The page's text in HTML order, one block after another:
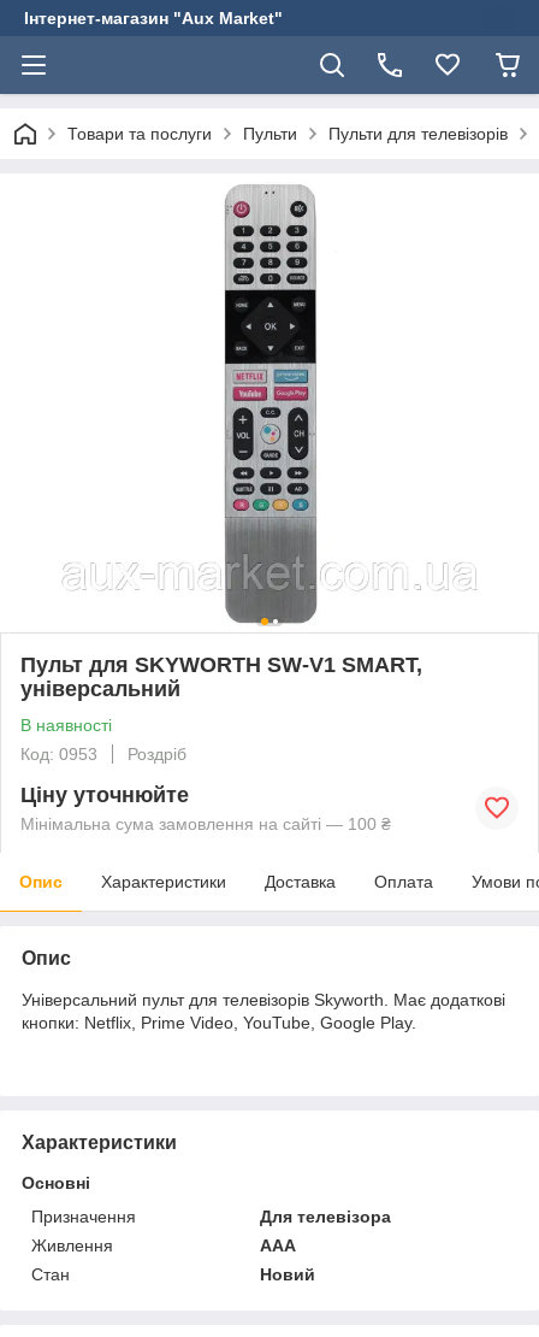
Інтернет-магазин "Aux Market"
Товари та послуги Пульти Пульти для телевізорів
Пульт для SKYWORTH SW-V1 SMART,
універсальний
В наявності
Код: 0953
Роздріб
Ціну уточнюйте
Мінімальна сума замовлення на сайті — 100 ₴
Опис Характеристики Доставка Оплата Умови
Опис
Універсальний пульт для телевізорів Skyworth. Має додаткові
кнопки: Netflix, Prime Video, YouTube, Google Play.
Характеристики
Основні
Призначення
Для телевізора
Живлення
AAA
Стан
Новий